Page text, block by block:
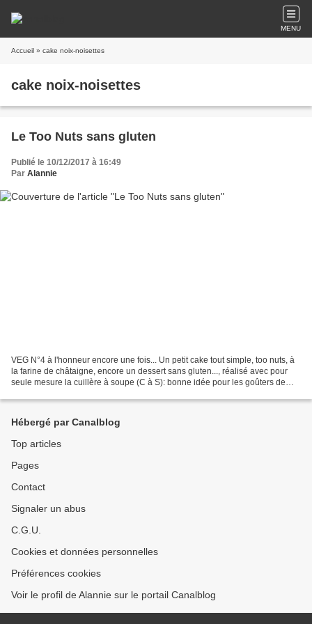
MENU
Accueil » cake noix-noisettes
cake noix-noisettes
Le Too Nuts sans gluten
Publié le 10/12/2017 à 16:49
Par Alannie
VEG N°4 à l'honneur encore une fois... Un petit cake tout simple, too nuts, à
la farine de châtaigne, encore un dessert sans gluten..., réalisé avec pour
seule mesure la cuillère à soupe (C à S): bonne idée pour les goûters de
Hébergé par Canalblog
Top articles
Pages
Contact
Signaler un abus
C.G.U.
Cookies et données personnelles
Préférences cookies
Voir le profil de Alannie sur le portail Canalblog